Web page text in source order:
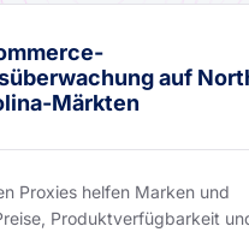
auf
Märkten
Proxies helfen Marken und
Produktverfügbarkeit